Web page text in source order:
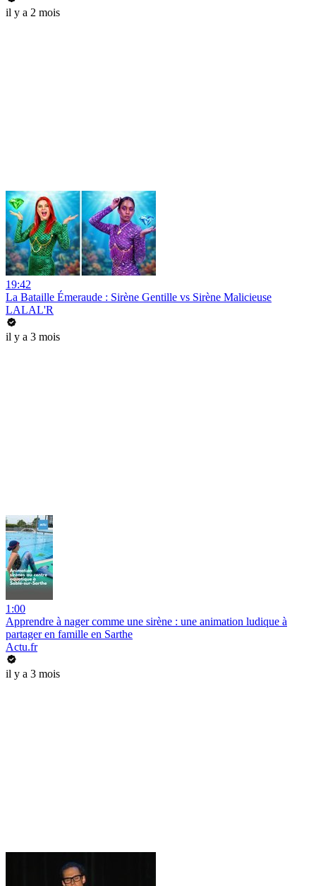
il y a 2 mois
19:42
La Bataille Émeraude : Sirène Gentille vs Sirène Malicieuse
LALAL'R
il y a 3 mois
1:00
Apprendre à nager comme une sirène : une animation ludique à
partager en famille en Sarthe
Actu.fr
il y a 3 mois